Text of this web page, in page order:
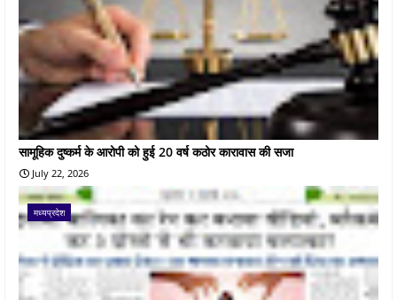
सामूहिक दुष्कर्म के आरोपी को हुई 20 वर्ष कठोर कारावास की सजा
July 22, 2026
मध्यप्रदेश